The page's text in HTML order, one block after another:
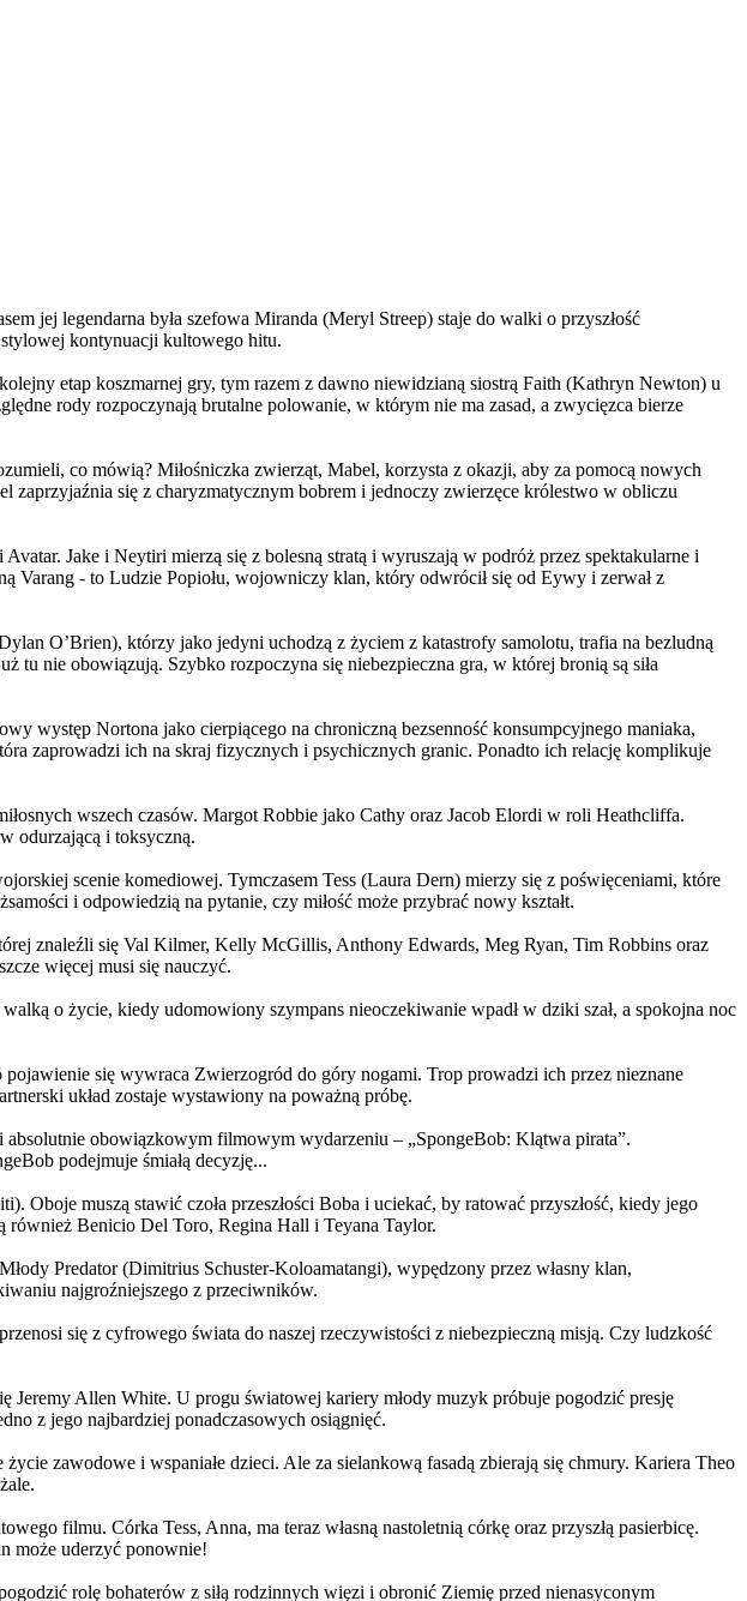
jej legendarna była szefowa Miranda (Meryl Streep) staje do walki o przyszłość
kontynuacji kultowego hitu.
etap koszmarnej gry, tym razem z dawno niewidzianą siostrą Faith (Kathryn Newton) u
rody rozpoczynają brutalne polowanie, w którym nie ma zasad, a zwycięzca bierze
co mówią? Miłośniczka zwierząt, Mabel, korzysta z okazji, aby za pomocą nowych
zaprzyjaźnia się z charyzmatycznym bobrem i jednoczy zwierzęce królestwo w obliczu
Jake i Neytiri mierzą się z bolesną stratą i wyruszają w podróż przez spektakularne i
- to Ludzie Popiołu, wojowniczy klan, który odwrócił się od Eywy i zerwał z
O’Brien), którzy jako jedyni uchodzą z życiem z katastrofy samolotu, trafia na bezludną
tu nie obowiązują. Szybko rozpoczyna się niebezpieczna gra, w której bronią są siła
występ Nortona jako cierpiącego na chroniczną bezsenność konsumpcyjnego maniaka,
zaprowadzi ich na skraj fizycznych i psychicznych granic. Ponadto ich relację komplikuje
wszech czasów. Margot Robbie jako Cathy oraz Jacob Elordi w roli Heathcliffa.
odurzającą i toksyczną.
scenie komediowej. Tymczasem Tess (Laura Dern) mierzy się z poświęceniami, które
i odpowiedzią na pytanie, czy miłość może przybrać nowy kształt.
znaleźli się Val Kilmer, Kelly McGillis, Anthony Edwards, Meg Ryan, Tim Robbins oraz
więcej musi się nauczyć.
o życie, kiedy udomowiony szympans nieoczekiwanie wpadł w dziki szał, a spokojna noc
się wywraca Zwierzogród do góry nogami. Trop prowadzi ich przez nieznane
układ zostaje wystawiony na poważną próbę.
obowiązkowym filmowym wydarzeniu – „SpongeBob: Klątwa pirata”.
podejmuje śmiałą decyzję...
muszą stawić czoła przeszłości Boba i uciekać, by ratować przyszłość, kiedy jego
również Benicio Del Toro, Regina Hall i Teyana Taylor.
Predator (Dimitrius Schuster-Koloamatangi), wypędzony przez własny klan,
najgroźniejszego z przeciwników.
się z cyfrowego świata do naszej rzeczywistości z niebezpieczną misją. Czy ludzkość
Jeremy Allen White. U progu światowej kariery młody muzyk próbuje pogodzić presję
z jego najbardziej ponadczasowych osiągnięć.
zawodowe i wspaniałe dzieci. Ale za sielankową fasadą zbierają się chmury. Kariera Theo
filmu. Córka Tess, Anna, ma teraz własną nastoletnią córkę oraz przyszłą pasierbicę.
może uderzyć ponownie!
rolę bohaterów z siłą rodzinnych więzi i obronić Ziemię przed nienasyconym